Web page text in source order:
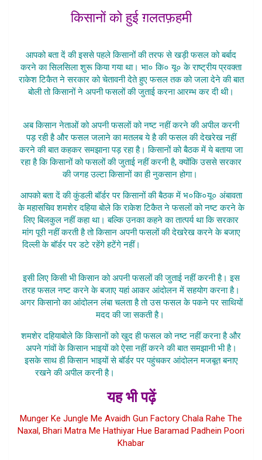
किसानों को हुई ग़लतफ़हमी
आपको बता दें की इससे पहले किसानों की तरफ से खड़ी फसल को बर्बाद
करने का सिलसिला शुरू किया गया था। भा० कि० यू० के राष्ट्रीय प्रवक्ता
राकेश टिकैत ने सरकार को चेतावनी देते हुए फसल तक को जला देने की बात
बोली तो किसानों ने अपनी फसलों की जुताई करना आरम्भ कर दी थी।
अब किसान नेताओं को अपनी फसलों को नष्ट नहीं करने की अपील करनी
पड़ रही है और फसल जलाने का मतलब ये है की फसल की देखरेख नहीं
करने की बात कहकर समझाना पड़ रहा है। किसानों को बैठक में ये बताया जा
रहा है कि किसानों को फसलों की जुताई नहीं करनी है, क्योंकि उससे सरकार
की जगह उल्टा किसानों का ही नुकसान होगा।
आपको बता दें की कुंडली बॉर्डर पर किसानों की बैठक में भ०कि०यू० अंबावता
के महासचिव शमशेर दहिया बोले कि राकेश टिकैत ने फसलों को नष्ट करने के
लिए बिलकुल नहीं कहा था। बल्कि उनका कहने का तात्पर्य था कि सरकार
मांग पूरी नहीं करती है तो किसान अपनी फसलों की देखरेख करने के बजाए
दिल्ली के बॉर्डर पर डटे रहेंगे हटेंगे नहीं।
इसी लिए किसी भी किसान को अपनी फसलों की जुताई नहीं करनी है। इस
तरह फसल नष्ट करने के बजाए यहां आकर आंदोलन में सहयोग करना है।
अगर किसानो का आंदोलन लंबा चलता है तो उस फसल के पकने पर साथियों
मदद की जा सकती है।
शमशेर दहियाबोले कि किसानों को खुद ही फसल को नष्ट नहीं करना है और
अपने गांवों के किसान भाइयों को ऐसा नहीं करने की बात समझानी भी है।
इसके साथ ही किसान भाइयों से बॉर्डर पर पहुंचकर आंदोलन मजबूत बनाए
रखने की अपील करनी है।
यह भी पढ़ें
Munger Ke Jungle Me Avaidh Gun Factory Chala Rahe The
Naxal, Bhari Matra Me Hathiyar Hue Baramad Padhein Poori
Khabar